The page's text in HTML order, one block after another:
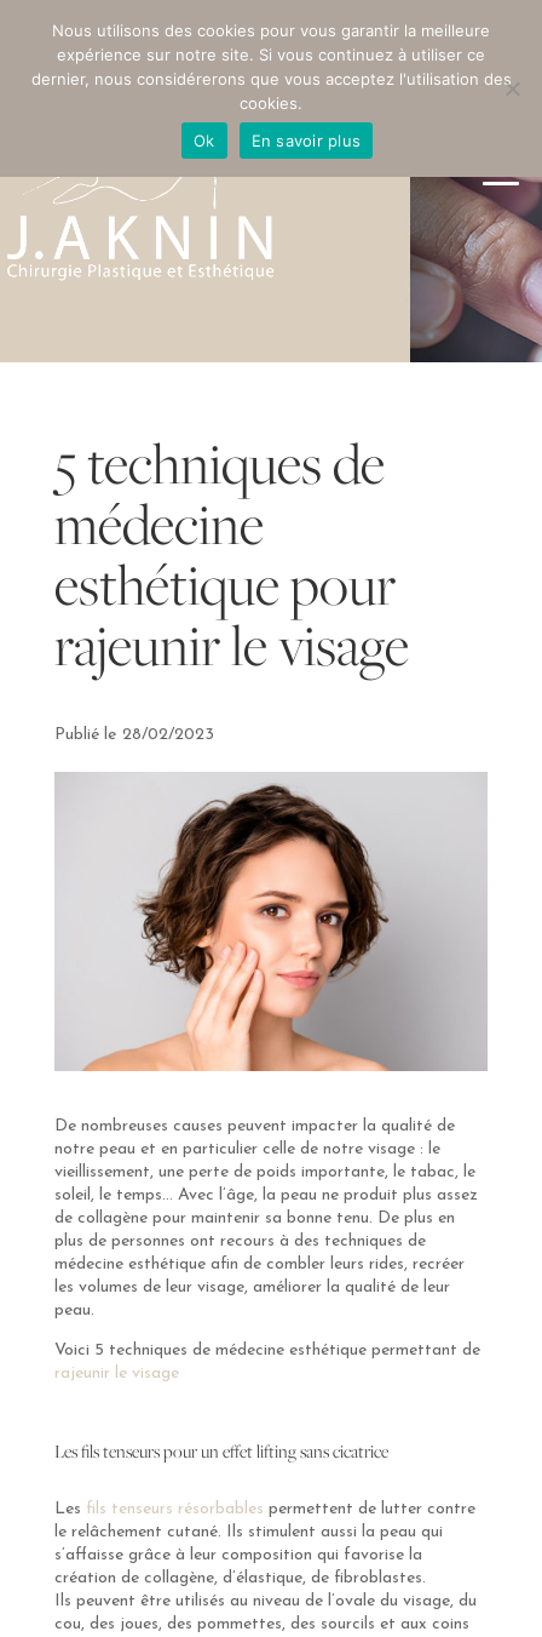
PRENDRE RENDEZ-VOUS
5 techniques de
médecine
esthétique pour
rajeunir le visage
28/02/2023
De nombreuses causes peuvent impacter la qualité de
notre peau et en particulier celle de notre visage : le
vieillissement, une perte de poids importante, le tabac, le
soleil, le temps… Avec l’âge, la peau ne produit plus assez
de collagène pour maintenir sa bonne tenu. De plus en
plus de personnes ont recours à des techniques de
médecine esthétique afin de combler leurs rides, recréer
les volumes de leur visage, améliorer la qualité de leur
peau.
Voici 5 techniques de médecine esthétique permettant de
rajeunir le visage
Les fils tenseurs pour un effet lifting sans cicatrice
Les fils tenseurs résorbables permettent de lutter contre
le relâchement cutané. Ils stimulent aussi la peau qui
s’affaisse grâce à leur composition qui favorise la
création de collagène, d’élastique, de fibroblastes.
Ils peuvent être utilisés au niveau de l’ovale du visage, du
cou, des joues, des pommettes, des sourcils et aux coins
Nous utilisons des cookies pour vous garantir la meilleure
expérience sur notre site. Si vous continuez à utiliser ce
dernier, nous considérerons que vous acceptez l'utilisation des
cookies.
Ok
En savoir plus